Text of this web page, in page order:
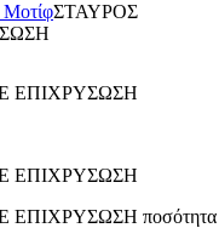
ΜοτίφΣΤΑΥΡΟΣ
ΕΠΙΧΡΥΣΩΣΗ
ΕΠΙΧΡΥΣΩΣΗ
ποσότητα